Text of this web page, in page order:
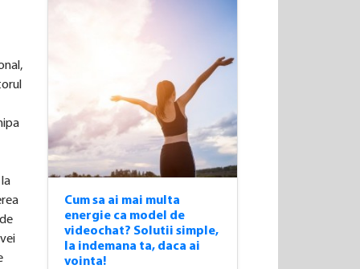
Cum sa ai mai multa
energie ca model de
videochat? Solutii simple,
la indemana ta, daca ai
vointa!